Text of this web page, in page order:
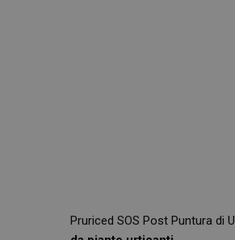
Pruriced SOS Post Puntura di